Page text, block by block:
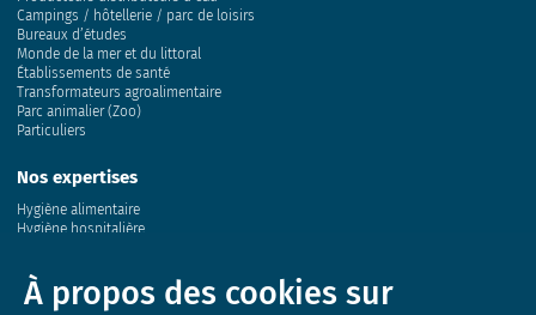
À propos des cookies sur
Campings / hôtellerie / parc de loisirs
Bureaux d’études
Monde de la mer et du littoral
Établissements de santé
Transformateurs agroalimentaire
Parc animalier (Zoo)
Particuliers
Nos expertises
Hygiène alimentaire
Hygiène hospitalière
Sol
Conchyliculture